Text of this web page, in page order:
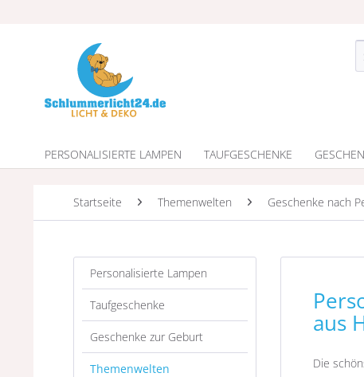
PERSONALISIERTE LAMPEN TAUFGESCHENKE
Startseite Themenwelten Geschenke nach
Personalisierte Lampen
Taufgeschenke
Geschenke zur Geburt
Themenwelten
aus
Die